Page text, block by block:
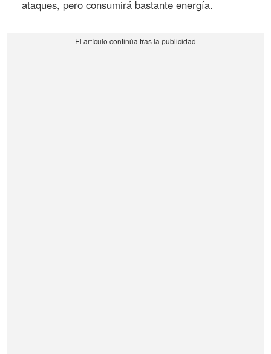
ataques, pero consumirá bastante energía.